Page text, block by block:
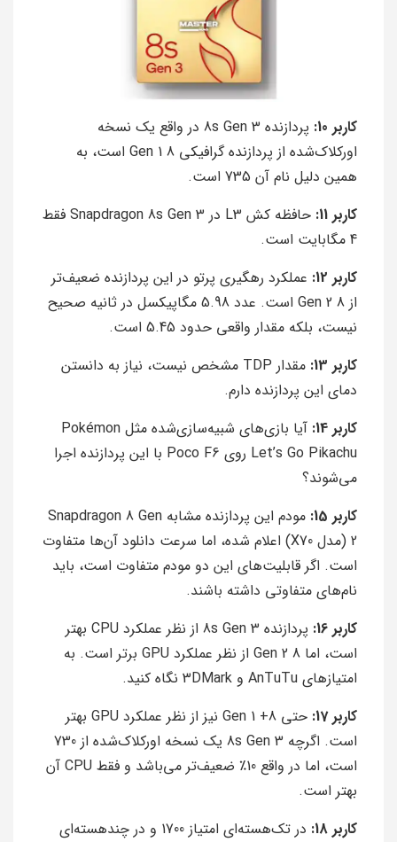
کاربر 10:
پردازنده 8s Gen 3 در واقع یک نسخه
اورکلاک‌شده از پردازنده گرافیکی 8 Gen 1 است، به
همین دلیل نام آن 735 است.
کاربر 11:
حافظه کش L3 در Snapdragon 8s Gen 3 فقط
4 مگابایت است.
کاربر 12:
عملکرد رهگیری پرتو در این پردازنده ضعیف‌تر
از 8 Gen 2 است. عدد 5.98 مگاپیکسل در ثانیه صحیح
نیست، بلکه مقدار واقعی حدود 5.45 است.
کاربر 13:
مقدار TDP مشخص نیست، نیاز به دانستن
دمای این پردازنده دارم.
کاربر 14:
آیا بازی‌های شبیه‌سازی‌شده مثل Pokémon
Let’s Go Pikachu روی Poco F6 با این پردازنده اجرا
می‌شوند؟
کاربر 15:
مودم این پردازنده مشابه Snapdragon 8 Gen
2 (مدل X70) اعلام شده، اما سرعت دانلود آن‌ها متفاوت
است. اگر قابلیت‌های این دو مودم متفاوت است، باید
نام‌های متفاوتی داشته باشند.
کاربر 16:
پردازنده 8s Gen 3 از نظر عملکرد CPU بهتر
است، اما 8 Gen 2 از نظر عملکرد GPU برتر است. به
امتیازهای AnTuTu و 3DMark نگاه کنید.
کاربر 17:
حتی 8+ Gen 1 نیز از نظر عملکرد GPU بهتر
است. اگرچه 8s Gen 3 یک نسخه اورکلاک‌شده از 730
است، اما در واقع 10٪ ضعیف‌تر می‌باشد و فقط CPU آن
بهتر است.
کاربر 18:
در تک‌هسته‌ای امتیاز 1700 و در چند‌هسته‌ای